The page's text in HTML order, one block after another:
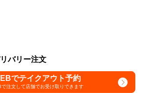
バリー注文
でテイクアウト予約
で注文して店舗でお受け取りできます